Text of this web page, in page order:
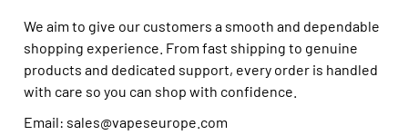
We aim to give our customers a smooth and dependable
shopping experience. From fast shipping to genuine
products and dedicated support, every order is handled
with care so you can shop with confidence.
Email: sales@vapeseurope.com